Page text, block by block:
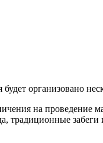
организовано
на
традиционные забеги